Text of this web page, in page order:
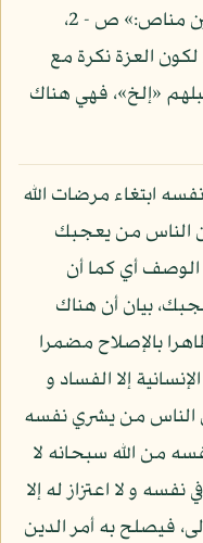
من قبلهم من قرن فنادوا و لات حين مناص:» ص - 2،
العزة نكرة مع
«إلخ»، فهي هناك
ابتغاء مرضات الله
الناس من يعجبك
الوصف أي كما أن
بيان أن هناك
بالإصلاح مضمرا
إلا الفساد و
الناس من يشري نفسه
من الله سبحانه لا
نفسه و لا اعتزاز له إلا
فيصلح به أمر الدين